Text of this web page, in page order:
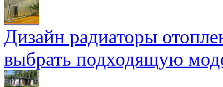
Дизайн радиаторы
выбрать подходящую